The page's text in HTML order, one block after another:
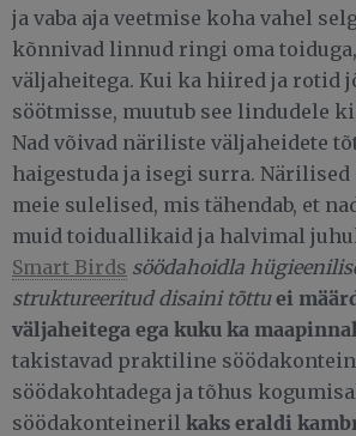
ja vaba aja veetmise koha vahel
kõnnivad linnud ringi oma toiduga,
väljaheitega. Kui ka hiired ja rotid
söötmisse, muutub see lindudele
Nad võivad näriliste väljaheidete
haigestuda ja isegi surra. Närilised
meie sulelised, mis tähendab, et
muid toiduallikaid ja halvimal
Smart Birds söödahoidla
struktureeritud disaini tõttu ei
väljaheitega ega kuku ka
takistavad praktiline
söödakohtadega ja tõhus
söödakonteineril kaks eraldi